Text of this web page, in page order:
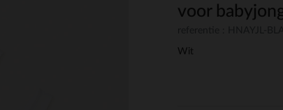
voor
Wit